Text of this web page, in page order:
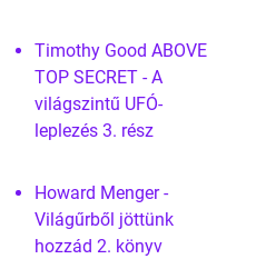
Timothy Good ABOVE
TOP SECRET - A
világszintű UFÓ-
leplezés 3. rész
Howard Menger -
Világűrből jöttünk
hozzád 2. könyv